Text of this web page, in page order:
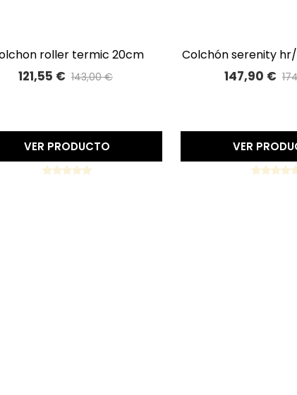
A LISTA DE DESEOS
roller termic 20cm
121,55 € 143,00 €
VER PRODUCTO
A LISTA DE
colchón serenity
147,90 €
VER